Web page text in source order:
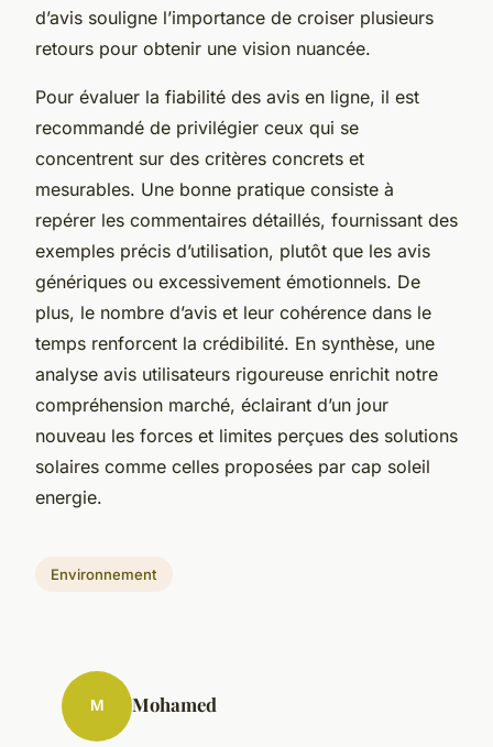
d’avis souligne l’importance de croiser plusieurs
retours pour obtenir une vision nuancée.
Pour évaluer la fiabilité des avis en ligne, il est
recommandé de privilégier ceux qui se
concentrent sur des critères concrets et
mesurables. Une bonne pratique consiste à
repérer les commentaires détaillés, fournissant des
exemples précis d’utilisation, plutôt que les avis
génériques ou excessivement émotionnels. De
plus, le nombre d’avis et leur cohérence dans le
temps renforcent la crédibilité. En synthèse, une
analyse avis utilisateurs rigoureuse enrichit notre
compréhension marché, éclairant d’un jour
nouveau les forces et limites perçues des solutions
solaires comme celles proposées par cap soleil
energie.
Environnement
M Mohamed